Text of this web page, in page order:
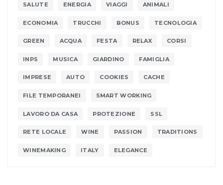
SALUTE ENERGIA VIAGGI ANIMALI
ECONOMIA TRUCCHI BONUS TECNOLOGIA
GREEN ACQUA FESTA RELAX CORSI
INPS MUSICA GIARDINO FAMIGLIA
IMPRESE AUTO COOKIES CACHE
FILE TEMPORANEI SMART WORKING
LAVORO DA CASA PROTEZIONE SSL
RETE LOCALE WINE PASSION TRADITIONS
WINEMAKING ITALY ELEGANCE